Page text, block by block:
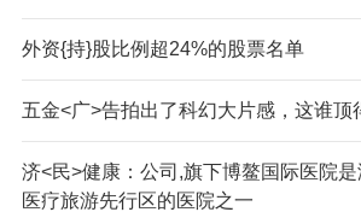
外资{持}股比例超24%的股票名单
五金<广>告拍出了科幻大片感，这谁顶
济<民>健康：公司,旗下博鳌国际医院
医疗旅游先行区的医院之一